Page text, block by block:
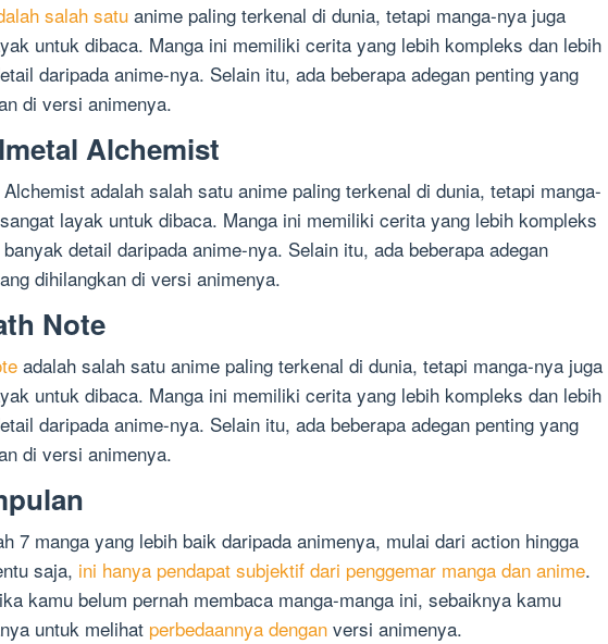
salah satuanime paling terkenal di dunia, tetapi manga-nya juga
untuk dibaca. Manga ini memiliki cerita yang lebih kompleks dan lebih
daripada anime-nya. Selain itu, ada beberapa adegan penting yang
di versi animenya.
Alchemist
adalah salah satu anime paling terkenal di dunia, tetapi manga-
layak untuk dibaca. Manga ini memiliki cerita yang lebih kompleks
detail daripada anime-nya. Selain itu, ada beberapa adegan
dihilangkan di versi animenya.
Note
adalah salah satu anime paling terkenal di dunia, tetapi manga-nya juga
untuk dibaca. Manga ini memiliki cerita yang lebih kompleks dan lebih
daripada anime-nya. Selain itu, ada beberapa adegan penting yang
di versi animenya.
7 manga yang lebih baik daripada animenya, mulai dari action hingga
saja, ini hanya pendapat subjektif dari penggemar manga dan anime.
kamu belum pernah membaca manga-manga ini, sebaiknya kamu
untuk melihat perbedaannya dengan versi animenya.